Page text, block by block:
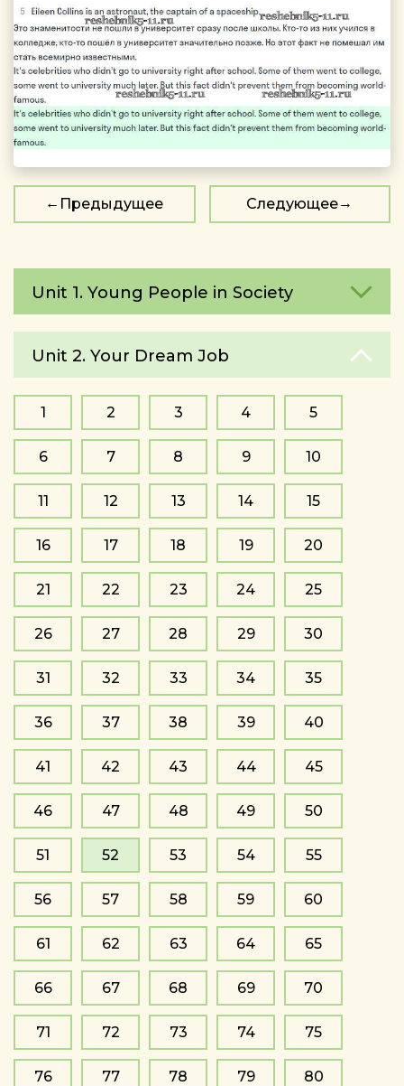
Предыдущее Следующее
Unit 1. Young People in Society
Unit 2. Your Dream Job
1 2 3 4 5
6 7 8 9 10
11 12 13 14 15
16 17 18 19 20
21 22 23 24 25
26 27 28 29 30
31 32 33 34 35
36 37 38 39 40
41 42 43 44 45
46 47 48 49 50
51 52 53 54 55
56 57 58 59 60
61 62 63 64 65
66 67 68 69 70
71 72 73 74 75
76 77 78 79 80